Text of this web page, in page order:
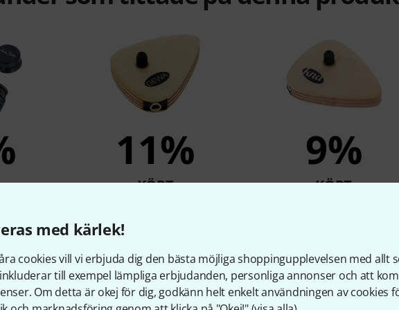
med kärlek!
cookies vill vi erbjuda dig den bästa möjliga shoppingupplevelsen med allt
till exempel lämpliga erbjudanden, personliga annonser och att
Om detta är okej för dig, godkänn helt enkelt användningen av cookies
11%
KÖPT
9%
KÖPT
Jämför